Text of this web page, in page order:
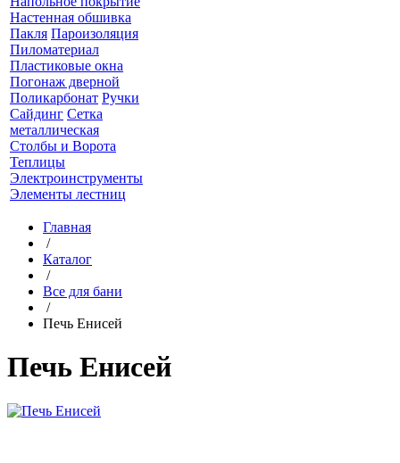
Настенная обшивка
Пакля Пароизоляция
Пиломатериал
Пластиковые окна
Погонаж дверной
Поликарбонат Ручки
Сайдинг Сетка
металлическая
Столбы и Ворота
Теплицы
Электроинструменты
Элементы лестниц
Главная
/
Каталог
/
Все для бани
/
Печь Енисей
Печь Енисей